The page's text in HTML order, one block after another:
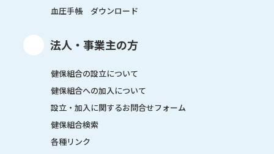
血圧手帳 ダウンロード
法人・事業主の方
健保組合の設立について
健保組合への加入について
設立・加入に関するお問合せフォーム
健保組合検索
各種リンク